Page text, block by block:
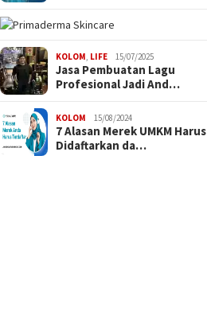
KOLOM LIFE 15/07/2025
Jasa Pembuatan Lagu
Profesional Jadi And…
KOLOM 15/08/2024
7 Alasan Merek UMKM Harus
Didaftarkan da…